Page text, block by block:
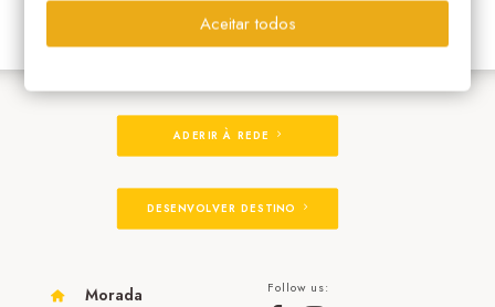
ADERIR À REDE
DESENVOLVER DESTINO
Morada Follow us:
Aceitar todos